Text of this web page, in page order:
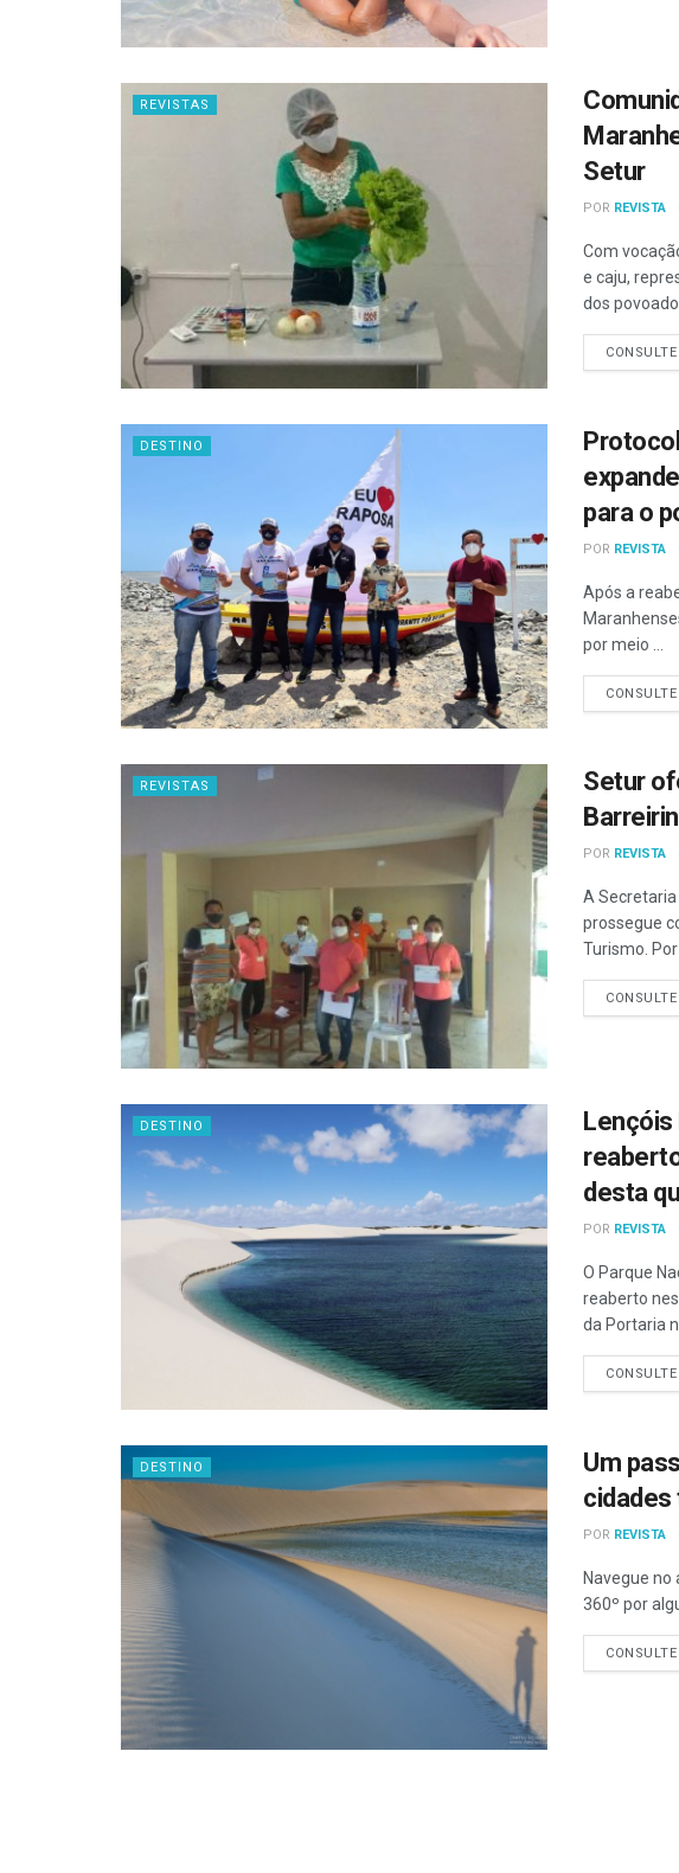
REVISTAS
Setur
POR REVISTA
Com
e caju,
dos
DESTINO
para o
POR REVISTA
Após a
por meio ...
REVISTAS
Setur
POR REVISTA
A
prossegue
Turismo. Por
DESTINO
desta
POR REVISTA
O Parque
reaberto
da Portaria
DESTINO
Um
cidades
POR REVISTA
Navegue
360º por